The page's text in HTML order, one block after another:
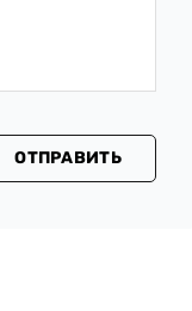
ОТПРАВИТЬ